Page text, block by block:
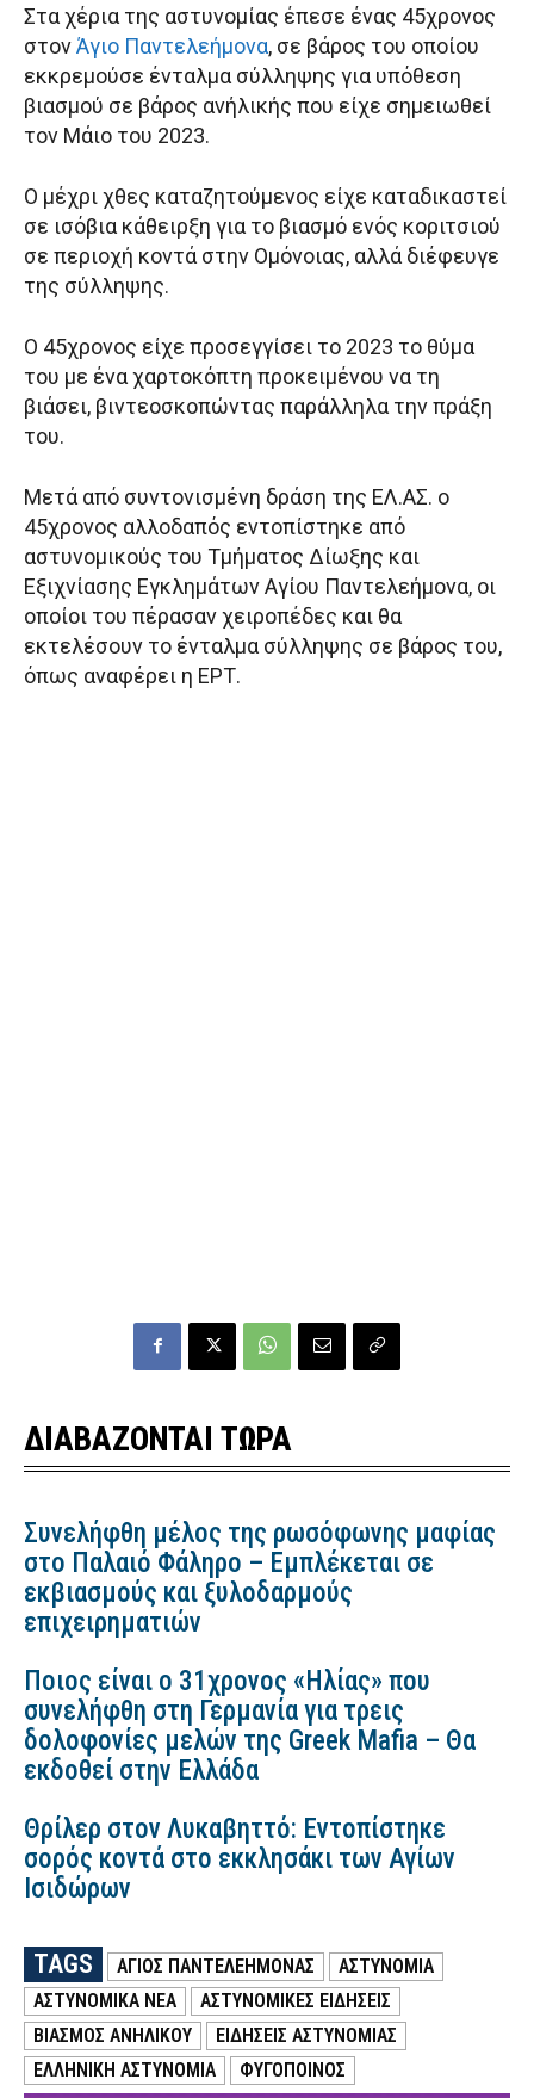
Στα χέρια της αστυνομίας έπεσε ένας 45χρονος
στονΆγιο Παντελεήμονα, σε βάρος του οποίου
εκκρεμούσε ένταλμα σύλληψης για υπόθεση
βιασμού σε βάρος ανήλικής που είχε σημειωθεί
τον Μάιο του 2023.
Ο μέχρι χθες καταζητούμενος είχε καταδικαστεί
σε ισόβια κάθειρξη για το βιασμό ενός κοριτσιού
σε περιοχή κοντά στην Ομόνοιας, αλλά διέφευγε
της σύλληψης.
Ο 45χρονος είχε προσεγγίσει το 2023 το θύμα
του με ένα χαρτοκόπτη προκειμένου να τη
βιάσει, βιντεοσκοπώντας παράλληλα την πράξη
του.
Μετά από συντονισμένη δράση της ΕΛ.ΑΣ. ο
45χρονος αλλοδαπός εντοπίστηκε από
αστυνομικούς του Τμήματος Δίωξης και
Εξιχνίασης Εγκλημάτων Αγίου Παντελεήμονα, οι
οποίοι του πέρασαν χειροπέδες και θα
εκτελέσουν το ένταλμα σύλληψης σε βάρος του,
όπως αναφέρει η ΕΡΤ.
ΔΙΑΒΑΖΟΝΤΑΙ ΤΩΡΑ
Συνελήφθη μέλος της ρωσόφωνης μαφίας
στο Παλαιό Φάληρο – Εμπλέκεται σε
εκβιασμούς και ξυλοδαρμούς
επιχειρηματιών
Ποιος είναι ο 31χρονος «Ηλίας» που
συνελήφθη στη Γερμανία για τρεις
δολοφονίες μελών της Greek Mafia – Θα
εκδοθεί στην Ελλάδα
Θρίλερ στον Λυκαβηττό: Εντοπίστηκε
σορός κοντά στο εκκλησάκι των Αγίων
Ισιδώρων
TAGS ΑΓΙΟΣ ΠΑΝΤΕΛΕΗΜΟΝΑΣ
ΑΣΤΥΝΟΜΙΑ
ΑΣΤΥΝΟΜΙΚΑ ΝΕΑ
ΑΣΤΥΝΟΜΙΚΕΣ ΕΙΔΗΣΕΙΣ
ΒΙΑΣΜΟΣ ΑΝΗΛΙΚΟΥ
ΕΙΔΗΣΕΙΣ ΑΣΤΥΝΟΜΙΑΣ
ΕΛΛΗΝΙΚΗ ΑΣΤΥΝΟΜΙΑ
ΦΥΓΟΠΟΙΝΟΣ